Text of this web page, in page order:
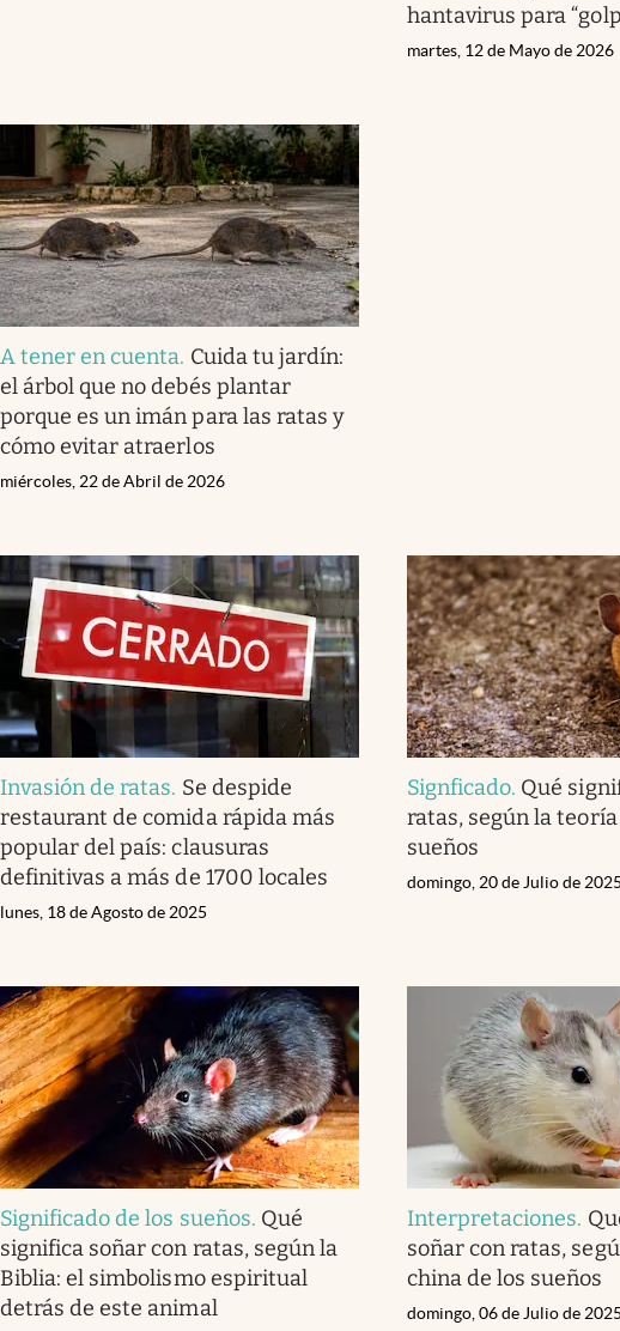
hantavirus para
martes, 12 de Mayo de 2026
A tener en cuenta. Cuida tu jardín:
el árbol que no debés plantar
porque es un imán para las ratas y
cómo evitar atraerlos
miércoles, 22 de Abril de 2026
Invasión de ratas. Se despide
restaurant de comida rápida más
popular del país: clausuras
definitivas a más de 1700 locales
lunes, 18 de Agosto de 2025
Signficado. Qué
ratas, según la
sueños
domingo, 20 de Julio de 2025
Significado de los sueños. Qué
significa soñar con ratas, según la
Biblia: el simbolismo espiritual
detrás de este animal
Interpretaciones.
soñar con ratas,
china de los sueños
domingo, 06 de Julio de 2025